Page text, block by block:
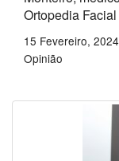
Ortopedia Facial
15 Fevereiro, 2024
Opinião